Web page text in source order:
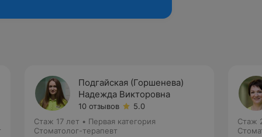
Подгайская (Горшенева)
Надежда Викторовна
10 отзывов
5.0
Стаж 17 лет • Первая категория
Стоматолог-терапевт
Стаж